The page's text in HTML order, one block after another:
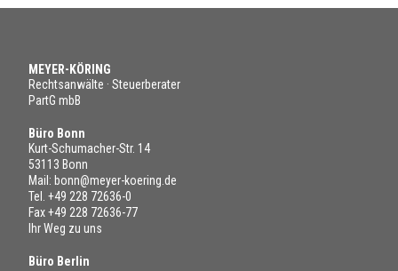
MEYER-KÖRING
Rechtsanwälte · Steuerberater
PartG mbB
Büro Bonn
Kurt-Schumacher-Str. 14
53113 Bonn
Mail: bonn@meyer-koering.de
Tel. +49 228 72636-0
Fax +49 228 72636-77
Ihr Weg zu uns
Büro Berlin